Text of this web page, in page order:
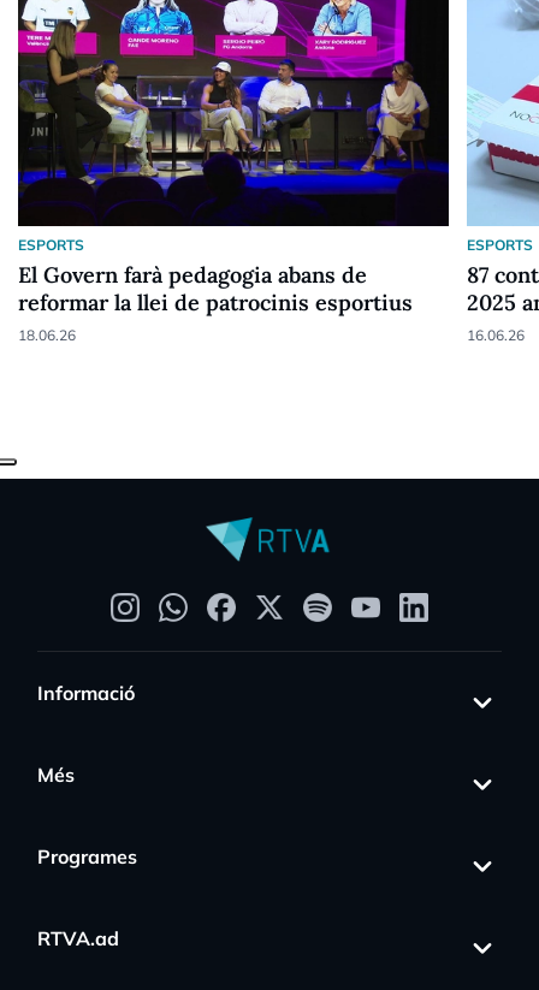
ESPORTS
El Govern farà pedagogia abans de
reformar la llei de patrocinis esportius
18.06.26
ESPORTS
87
2025
16.06.26
Informació
Més
Programes
RTVA.ad